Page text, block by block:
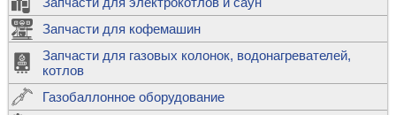
Запчасти для кофемашин
Запчасти для газовых колонок, водонагревателей,
котлов
Газобаллонное оборудование